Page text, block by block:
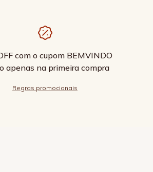
com o cupom BEMVINDO
apenas na primeira compra
Regras promocionais